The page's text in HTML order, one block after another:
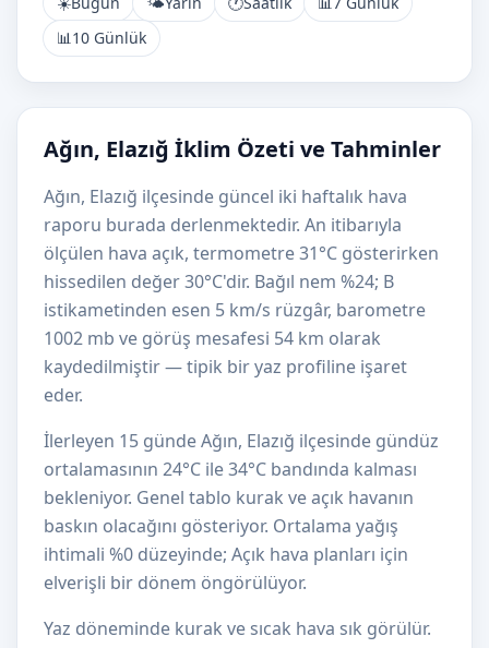
📊10 Günlük
Ağın, Elazığ İklim Özeti ve Tahminler
Ağın, Elazığ ilçesinde güncel iki haftalık hava
raporu burada derlenmektedir. An itibarıyla
ölçülen hava açık, termometre 31°C gösterirken
hissedilen değer 30°C'dir. Bağıl nem %24; B
istikametinden esen 5 km/s rüzgâr, barometre
1002 mb ve görüş mesafesi 54 km olarak
kaydedilmiştir — tipik bir yaz profiline işaret
eder.
İlerleyen 15 günde Ağın, Elazığ ilçesinde gündüz
ortalamasının 24°C ile 34°C bandında kalması
bekleniyor. Genel tablo kurak ve açık havanın
baskın olacağını gösteriyor. Ortalama yağış
ihtimali %0 düzeyinde; Açık hava planları için
elverişli bir dönem öngörülüyor.
Yaz döneminde kurak ve sıcak hava sık görülür.